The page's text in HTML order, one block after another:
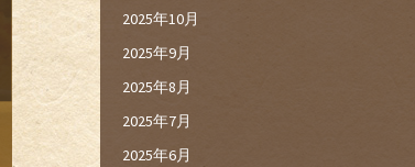
2025年10月
2025年9月
2025年8月
2025年7月
2025年6月